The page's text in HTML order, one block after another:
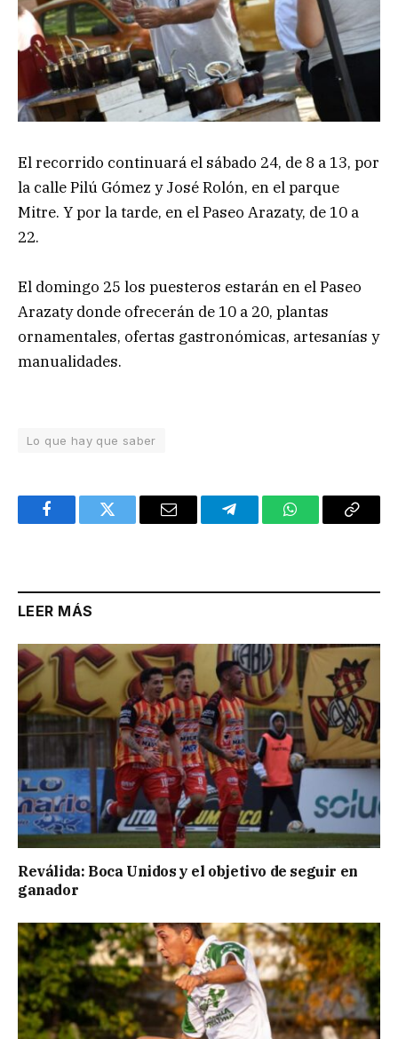
El recorrido continuará el sábado 24, de 8 a 13, por
la calle Pilú Gómez y José Rolón, en el parque
Mitre. Y por la tarde, en el Paseo Arazaty, de 10 a
22.
El domingo 25 los puesteros estarán en el Paseo
Arazaty donde ofrecerán de 10 a 20, plantas
ornamentales, ofertas gastronómicas, artesanías y
manualidades.
Lo que hay que saber
FacebookTwitter Email TelegramWhatsAppCopy
LEER MÁS
Reválida: Boca Unidos y el objetivo de seguir en
ganador